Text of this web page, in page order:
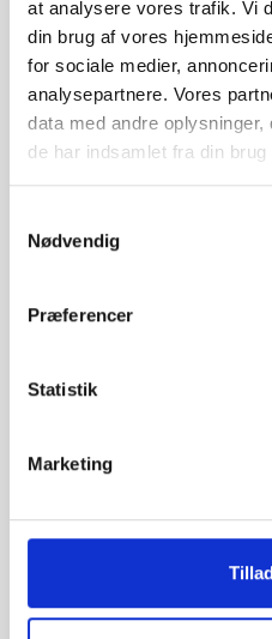
at analysere vores trafik. Vi
din brug af vores
for sociale medier,
analysepartnere. Vores
data med andre
de har indsamlet fra din
Nødvendig
Præferencer
Statistik
Marketing